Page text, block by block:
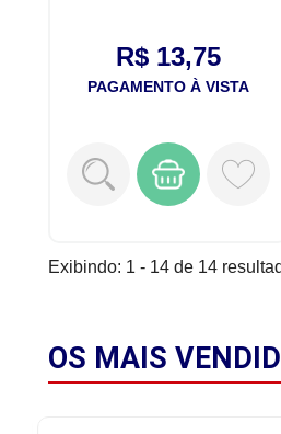
R$ 13,75
PAGAMENTO À VISTA
Exibindo: 1 - 14 de 14
OS MAIS